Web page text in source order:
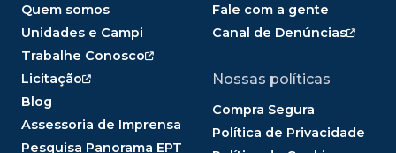
Quem somos
Unidades e Campi
Trabalhe Conosco
Licitação
Blog
Assessoria de Imprensa
Pesquisa Panorama EPT
Fale com a gente
Canal de Denúncias
Nossas políticas
Compra Segura
Política de Privacidade